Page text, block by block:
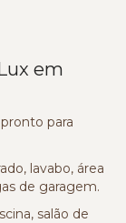
em
para
lavabo, área
de garagem.
salão de